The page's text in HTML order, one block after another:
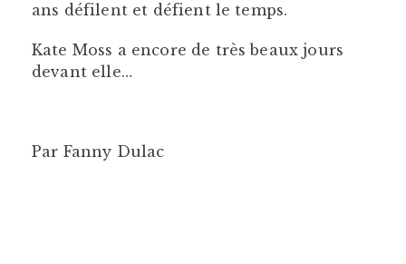
ans défilent et défient le temps.
Kate Moss a encore de très beaux jours
devant elle…
Par Fanny Dulac